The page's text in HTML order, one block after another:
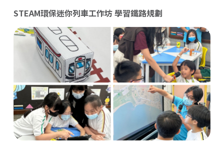
STEAM環保迷你列車工作坊 學習鐵路規劃